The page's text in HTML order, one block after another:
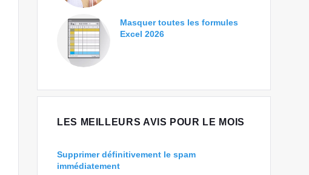
Masquer toutes les formules
Excel 2026
LES MEILLEURS AVIS POUR LE MOIS
Supprimer définitivement le spam
immédiatement